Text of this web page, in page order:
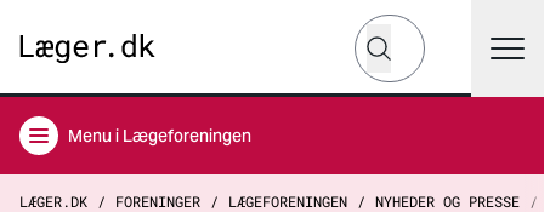
Hvad leder du efter?
Søg
Menu i Lægeforeningen
LÆGER.DK FORENINGER LÆGEFORENINGEN NYHEDER OG PRESSE